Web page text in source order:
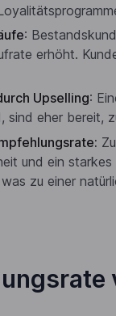
:
erhöht.
Upselling:
sind eher bereit,
und ein
zu einer